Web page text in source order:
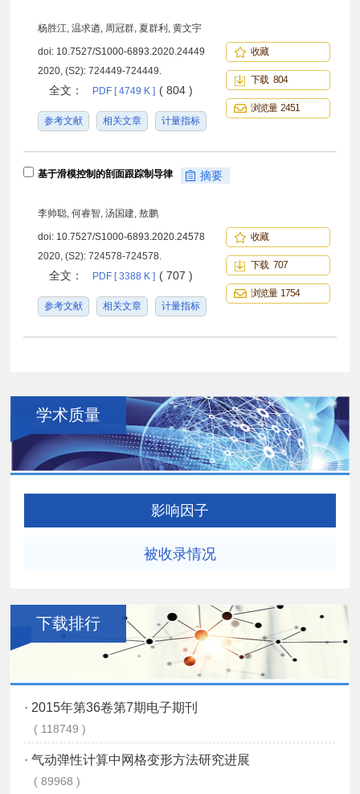
杨胜江, 温求遒, 周冠群, 夏群利, 黄文宇
doi: 10.7527/S1000-6893.2020.24449
2020, (S2): 724449-724449.
全文： PDF [ 4749 K ] ( 804 )
参考文献 相关文章 计量指标
收藏
下载 804
浏览量 2451
基于滑模控制的剖面跟踪制导律 摘要
李帅聪, 何睿智, 汤国建, 敖鹏
doi: 10.7527/S1000-6893.2020.24578
2020, (S2): 724578-724578.
全文： PDF [ 3388 K ] ( 707 )
参考文献 相关文章 计量指标
收藏
下载 707
浏览量 1754
学术质量
影响因子
被收录情况
下载排行